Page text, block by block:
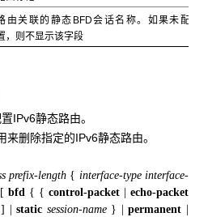
由关联的静态BFD会话名称。如果未配
，则不显示该字段
IPv6静态路由。
来删除指定的IPv6静态路由。
prefix-length { interface-type interface-
[ bfd { { control-packet
echo-packet
] static session-name} permanent